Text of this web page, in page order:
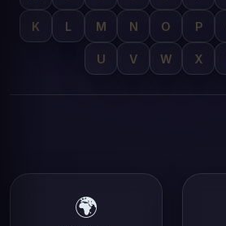
K L M N O P
U V W X
🌍